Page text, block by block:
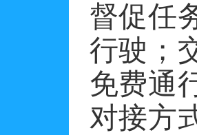
督促任
行驶；
免费通
对接方